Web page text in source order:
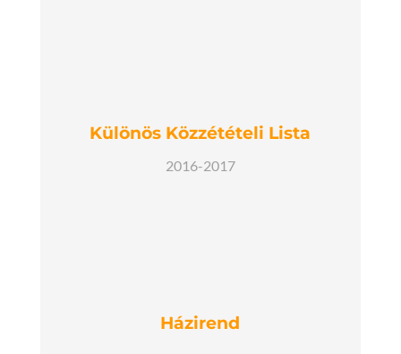
Különös Közzétételi Lista
2016-2017
Házirend